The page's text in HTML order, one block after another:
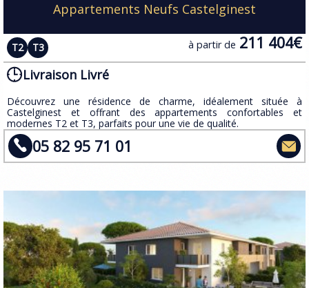
Appartements Neufs Castelginest
T2 T3 à partir de 211 404€
Livraison Livré
Découvrez une résidence de charme, idéalement située à
Castelginest et offrant des appartements confortables et
modernes T2 et T3, parfaits pour une vie de qualité.
05 82 95 71 01